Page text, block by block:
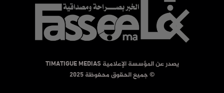
يصدر عن المؤسسة الإعلامية TIMATIGUE MEDIAS
© جميع الحقوق محفوظة 2025